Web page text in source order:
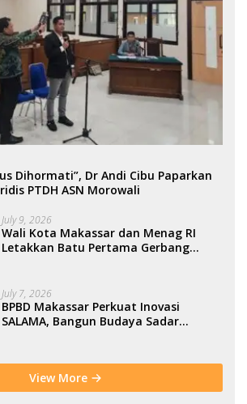
Dihormati”, Dr Andi Cibu Paparkan
PTDH ASN Morowali
July 9, 2026
Wali Kota Makassar dan Menag RI
Letakkan Batu Pertama Gerbang
July 7, 2026
BPBD Makassar Perkuat Inovasi
SALAMA, Bangun Budaya Sadar
View More